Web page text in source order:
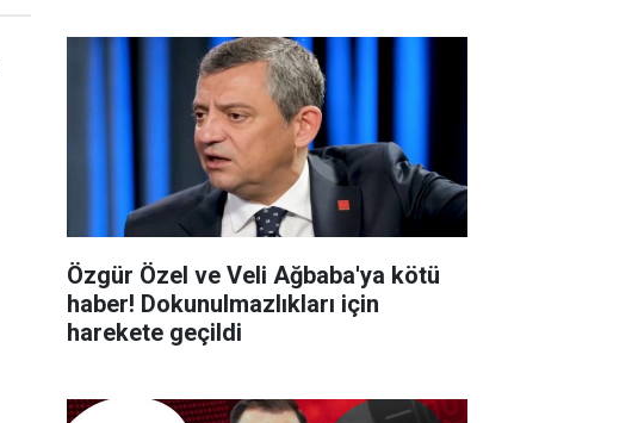
Özgür Özel ve Veli Ağbaba'ya kötü
haber! Dokunulmazlıkları için
harekete geçildi